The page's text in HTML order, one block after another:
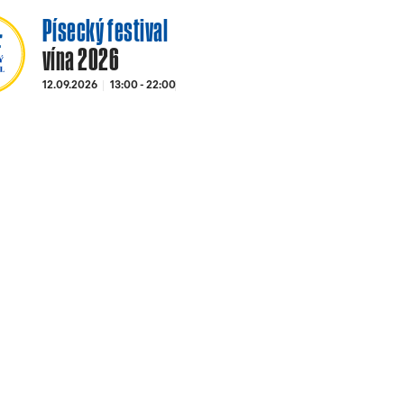
Písecký festival
vína 2026
12.09.2026 13:00 - 22:00